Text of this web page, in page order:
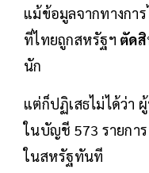
แม้ข้อมูลจากทางกา
ที่ไทยถูกสหรัฐฯ ตัดสิ
นัก
แต่ก็ปฏิเสธไม่ได้ว่า
ในบัญชี 573 รายกา
ในสหรัฐทันที